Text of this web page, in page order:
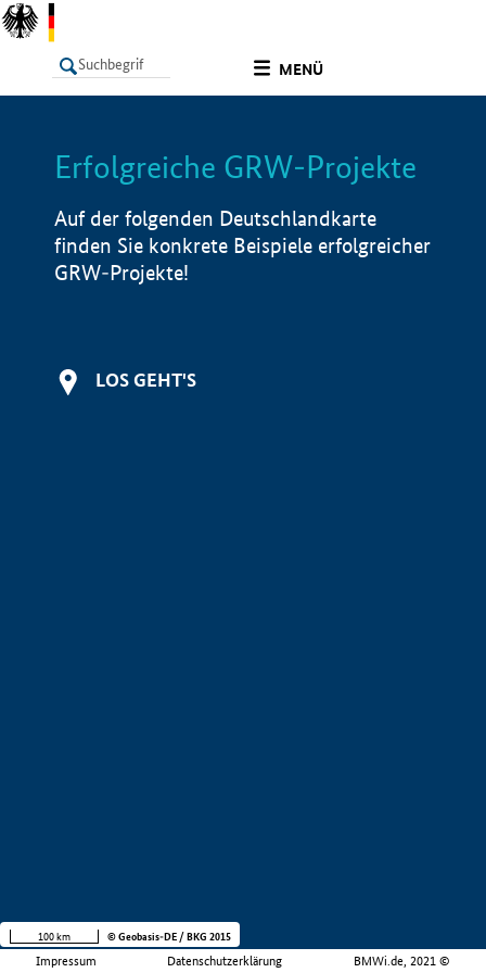
MENÜ
LISTE Info
Erfolgreiche GRW-Projekte
Auf der folgenden Deutschlandkarte
finden Sie konkrete Beispiele erfolgreicher
GRW-Projekte!
LOS GEHT'S
Impressum Datenschutzerklärung BMWi.de, 2021 ©
100 km © Geobasis-DE / BKG 2015